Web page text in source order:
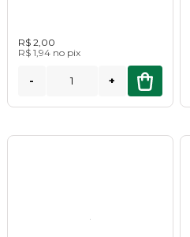
R$ 2,00
R$ 1,94 no pix
- +